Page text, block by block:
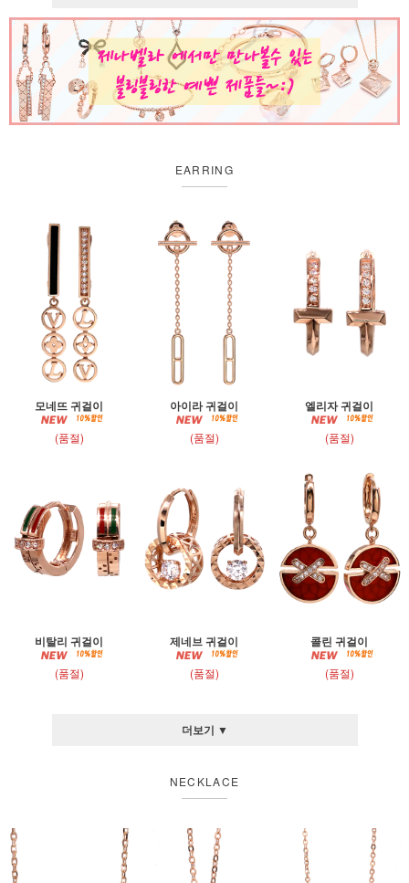
EARRING
모네뜨 귀걸이
(품절)
아이라 귀걸이
(품절)
엘리자 귀걸이
(품절)
비탈리 귀걸이
(품절)
제네브 귀걸이
(품절)
콜린 귀걸이
(품절)
더보기 ▼
NECKLACE